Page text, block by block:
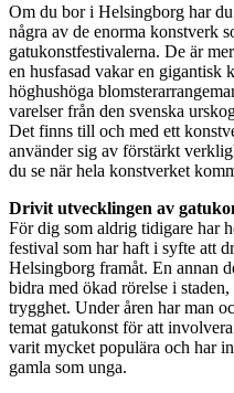
Om du bor i Helsingborg har
några av de enorma konstverk
gatukonstfestivalerna. De är
en husfasad vakar en gigantisk
höghushöga
varelser från den svenska
Det finns till och med ett
använder sig av förstärkt
du se när hela konstverket
Drivit utvecklingen av
För dig som aldrig tidigare har
festival som har haft i syfte att
Helsingborg framåt. En annan
bidra med ökad rörelse i
trygghet. Under åren har man
temat gatukonst för att
varit mycket populära och har
gamla som unga.